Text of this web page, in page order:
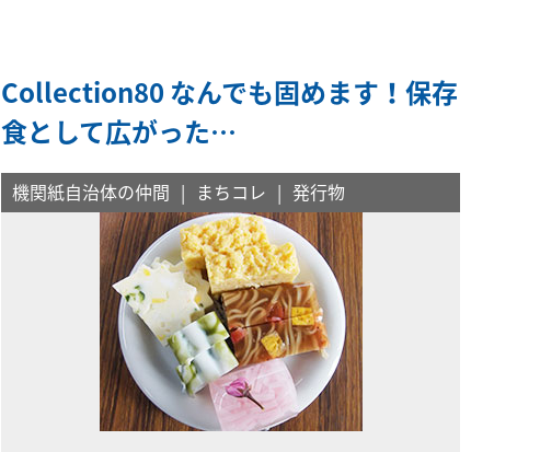
Collection80 なんでも固めます！保存
食として広がった…
機関紙自治体の仲間 まちコレ 発行物